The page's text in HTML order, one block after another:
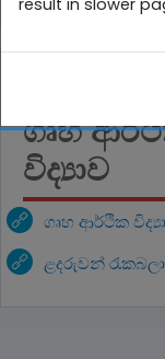
ගෘහ
විද්‍යාව
ගෘහ ආර්ථික
ළදරුවන්
result in slower